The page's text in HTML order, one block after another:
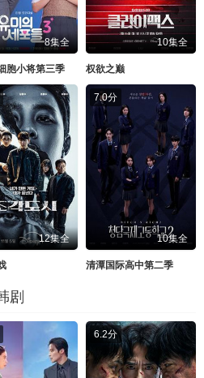
8集全
胞小将第三季
10集全
权欲之巅
12集全
7.0分
10集全
清潭国际高中第二季
剧
6.2分